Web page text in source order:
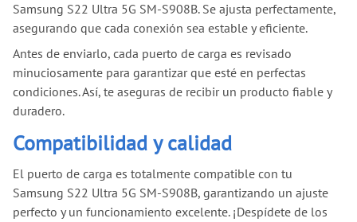
Samsung S22 Ultra 5G SM-S908B. Se ajusta perfectamente,
asegurando que cada conexión sea estable y eficiente.
Antes de enviarlo, cada puerto de carga es revisado
minuciosamente para garantizar que esté en perfectas
condiciones. Así, te aseguras de recibir un producto fiable y
duradero.
Compatibilidad y calidad
El puerto de carga es totalmente compatible con tu
Samsung S22 Ultra 5G SM-S908B, garantizando un ajuste
perfecto y un funcionamiento excelente. ¡Despídete de los